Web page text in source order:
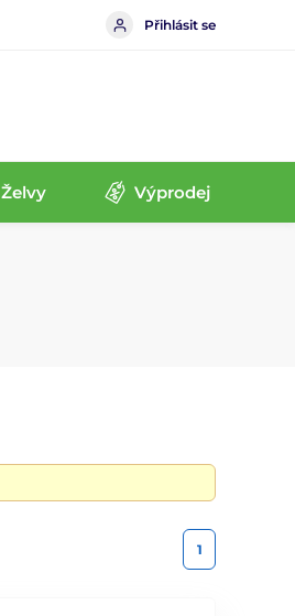
Přihlásit se
Želvy Výprodej
1